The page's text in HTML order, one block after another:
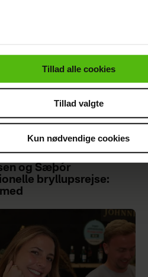
cookiepolitik.
Tillad alle cookies
Tillad valgte
Kun nødvendige cookies
og Sæþór
bryllupsrejse: